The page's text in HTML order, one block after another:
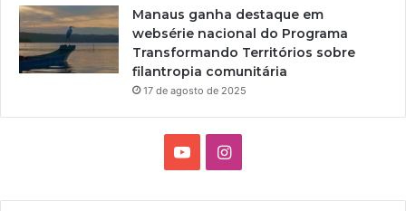
Manaus ganha destaque em
websérie nacional do Programa
Transformando Territórios sobre
filantropia comunitária
17 de agosto de 2025
I